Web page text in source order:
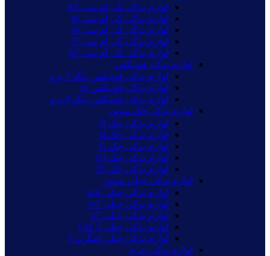
لوازم یدکی کی ام سی X5
لوازم یدکی کی ام سی t8
لوازم یدکی کی ام سی t9
لوازم یدکی کی ام سی j7
لوازم یدکی کی ام سی k7
لوازم یدکی فونیکس
لوازم یدکی فونیکس تیگو 7 پرو
لوازم یدکی فونیکس fx
لوازم یدکی فونیکس تیگو 8 پرو
لوازم یدکی جک موتور
لوازم یدکی جک j3
لوازم یدکی جک j4
لوازم یدکی جک j5
لوازم یدکی جک S3
لوازم یدکی جک S5
لوازم یدکی جیلی موتور
لوازم یدکی جیلی gc6
لوازم یدکی جیلی rv7
لوازم یدکی جیلی x7
لوازم یدکی جیلی آزکارا
لوازم یدکی جیلی امگرند 7
لوازم یدکی چری